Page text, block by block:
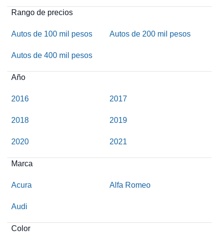
Rango de precios
Autos de 100 mil pesos Autos de 200 mil pesos
Autos de 400 mil pesos
Año
2016 2017
2018 2019
2020 2021
Marca
Acura Alfa Romeo
Audi
Color